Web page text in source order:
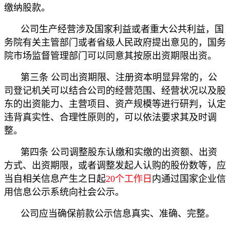
缴纳股款。
公司生产经营涉及国家利益或者重大公共利益，国
务院有关主管部门或者省级人民政府提出意见的，国务
院市场监督管理部门可以同意其按原出资期限出资。
第三条 公司出资期限、注册资本明显异常的，公
司登记机关可以结合公司的经营范围、经营状况以及股
东的出资能力、主营项目、资产规模等进行研判，认定
违背真实性、合理性原则的，可以依法要求其及时调
整。
第四条 公司调整股东认缴和实缴的出资额、出资
方式、出资期限，或者调整发起人认购的股份数等，应
当自相关信息产生之日起20个工作日 内通过国家企业信
用信息公示系统向社会公示。
公司应当确保前款公示信息真实、准确、完整。